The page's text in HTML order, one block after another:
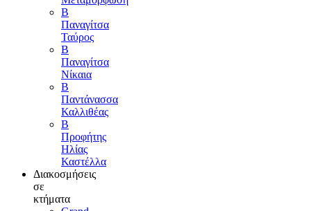
Β
Παναγίτσα
Ταύρος
Β
Παναγίτσα
Νίκαια
Β
Παντάνασσα
Καλλιθέας
Β
Προφήτης
Ηλίας
Καστέλλα
Διακοσμήσεις
σε
κτήματα